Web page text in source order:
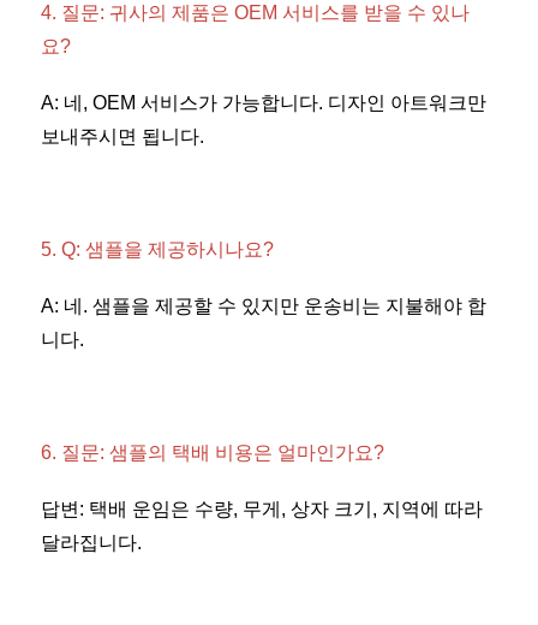
4. 질문: 귀사의 제품은 OEM 서비스를 받을 수 있나
요?
A: 네, OEM 서비스가 가능합니다. 디자인 아트워크만
보내주시면 됩니다.
5. Q: 샘플을 제공하시나요?
A: 네. 샘플을 제공할 수 있지만 운송비는 지불해야 합
니다.
6. 질문: 샘플의 택배 비용은 얼마인가요?
답변: 택배 운임은 수량, 무게, 상자 크기, 지역에 따라
달라집니다.